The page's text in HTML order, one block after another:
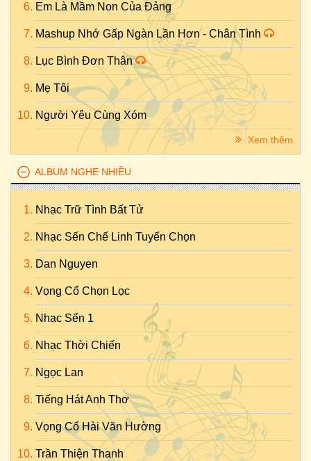
Em Là Mầm Non Của Đảng
Mashup Nhớ Gấp Ngàn Lần Hơn - Chân Tình
Lục Bình Đơn Thân
Mẹ Tôi
Người Yêu Cùng Xóm
Xem thêm
ALBUM NGHE NHIỀU
Nhạc Trữ Tình Bất Tử
Nhạc Sến Chế Linh Tuyển Chọn
Dan Nguyen
Vọng Cổ Chọn Lọc
Nhạc Sến 1
Nhạc Thời Chiến
Ngọc Lan
Tiếng Hát Anh Thơ
Vọng Cổ Hài Văn Hường
Trần Thiện Thanh